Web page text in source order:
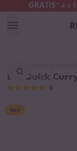
GRATIS* 4 x
Schweiz
finden ...
Bio Quick
6
NEU